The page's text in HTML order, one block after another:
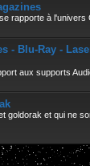
rapporte à l'univers
- Blu-Ray -
aux supports
goldorak et qui ne